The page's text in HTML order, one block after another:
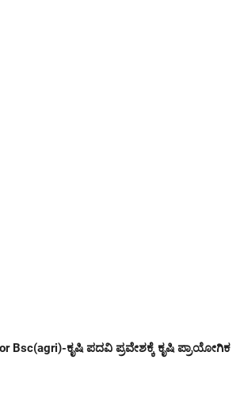
Bsc(agri)-ಕೃಷಿ ಪದವಿ ಪ್ರವೇಶಕ್ಕೆ ಕೃಷಿ ಪ್ರಾಯೋಗಿಕ